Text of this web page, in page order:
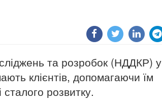
та розробок (НДДКР) у
клієнтів, допомагаючи їм
розвитку.